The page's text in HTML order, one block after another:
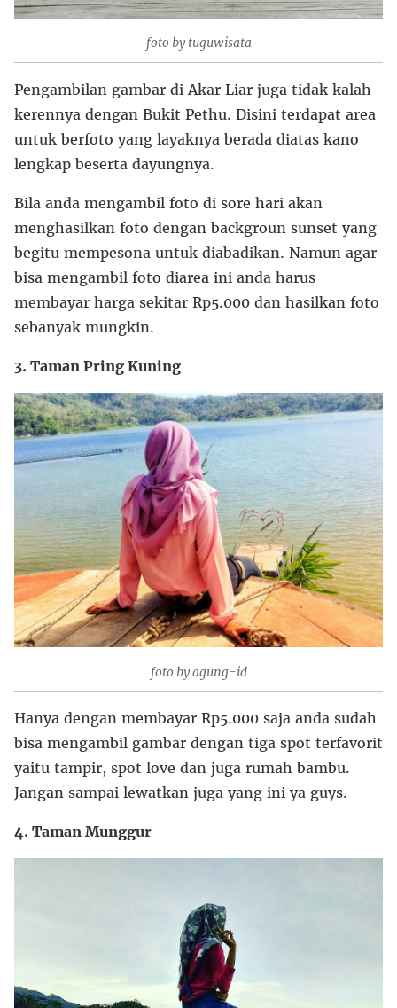
foto by tuguwisata
Pengambilan gambar di Akar Liar juga tidak kalah
kerennya dengan Bukit Pethu. Disini terdapat area
untuk berfoto yang layaknya berada diatas kano
lengkap beserta dayungnya.
Bila anda mengambil foto di sore hari akan
menghasilkan foto dengan backgroun sunset yang
begitu mempesona untuk diabadikan. Namun agar
bisa mengambil foto diarea ini anda harus
membayar harga sekitar Rp5.000 dan hasilkan foto
sebanyak mungkin.
3. Taman Pring Kuning
foto by agung-id
Hanya dengan membayar Rp5.000 saja anda sudah
bisa mengambil gambar dengan tiga spot terfavorit
yaitu tampir, spot love dan juga rumah bambu.
Jangan sampai lewatkan juga yang ini ya guys.
4. Taman Munggur